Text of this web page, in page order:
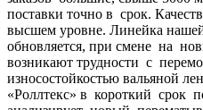
поставки точно в срок.
высшем уровне. Линейка
обновляется, при смене на
возникают трудности с
износостойкостью вальяной
«Роллтекс» в короткий срок